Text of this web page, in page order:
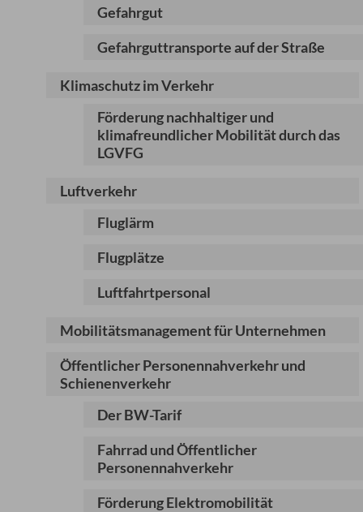
Gefahrgut
Gefahrguttransporte auf der Straße
Klimaschutz im Verkehr
Förderung nachhaltiger und
klimafreundlicher Mobilität durch das
LGVFG
Luftverkehr
Fluglärm
Flugplätze
Luftfahrtpersonal
Mobilitätsmanagement für Unternehmen
Öffentlicher Personennahverkehr und
Schienenverkehr
Der BW-Tarif
Fahrrad und Öffentlicher
Personennahverkehr
Förderung Elektromobilität